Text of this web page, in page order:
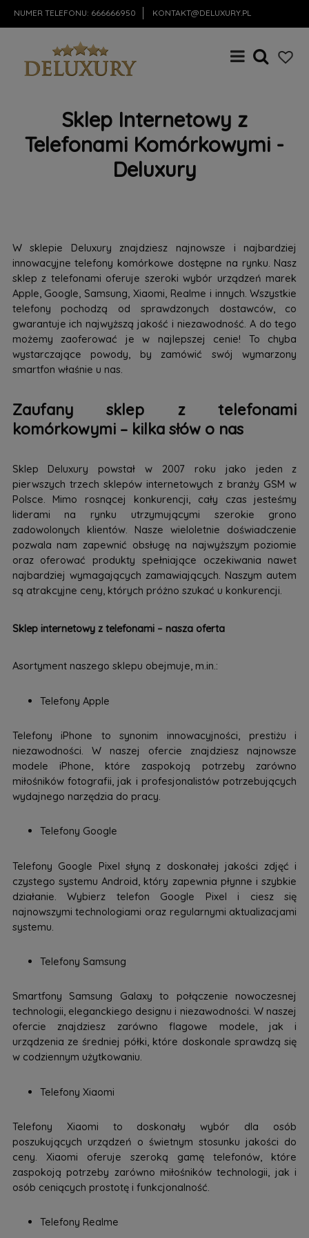
NUMER TELEFONU: 666666950 KONTAKT@DELUXURY.PL
Sklep Internetowy z
Telefonami Komórkowymi -
Deluxury
W sklepie Deluxury znajdziesz najnowsze i najbardziej
innowacyjne telefony komórkowe dostępne na rynku. Nasz
sklep z telefonami oferuje szeroki wybór urządzeń marek
Apple, Google, Samsung, Xiaomi, Realme i innych. Wszystkie
telefony pochodzą od sprawdzonych dostawców, co
gwarantuje ich najwyższą jakość i niezawodność. A do tego
możemy zaoferować je w najlepszej cenie! To chyba
wystarczające powody, by zamówić swój wymarzony
smartfon właśnie u nas.
Zaufany sklep z telefonami
komórkowymi – kilka słów o nas
Sklep Deluxury powstał w 2007 roku jako jeden z
pierwszych trzech sklepów internetowych z branży GSM w
Polsce. Mimo rosnącej konkurencji, cały czas jesteśmy
liderami na rynku utrzymującymi szerokie grono
zadowolonych klientów. Nasze wieloletnie doświadczenie
pozwala nam zapewnić obsługę na najwyższym poziomie
oraz oferować produkty spełniające oczekiwania nawet
najbardziej wymagających zamawiających. Naszym autem
są atrakcyjne ceny, których próżno szukać u konkurencji.
Sklep internetowy z telefonami – nasza oferta
Asortyment naszego sklepu obejmuje, m.in.:
Telefony Apple
Telefony iPhone to synonim innowacyjności, prestiżu i
niezawodności. W naszej ofercie znajdziesz najnowsze
modele iPhone, które zaspokoją potrzeby zarówno
miłośników fotografii, jak i profesjonalistów potrzebujących
wydajnego narzędzia do pracy.
Telefony Google
Telefony Google Pixel słyną z doskonałej jakości zdjęć i
czystego systemu Android, który zapewnia płynne i szybkie
działanie. Wybierz telefon Google Pixel i ciesz się
najnowszymi technologiami oraz regularnymi aktualizacjami
systemu.
Telefony Samsung
Smartfony Samsung Galaxy to połączenie nowoczesnej
technologii, eleganckiego designu i niezawodności. W naszej
ofercie znajdziesz zarówno flagowe modele, jak i
urządzenia ze średniej półki, które doskonale sprawdzą się
w codziennym użytkowaniu.
Telefony Xiaomi
Telefony Xiaomi to doskonały wybór dla osób
poszukujących urządzeń o świetnym stosunku jakości do
ceny. Xiaomi oferuje szeroką gamę telefonów, które
zaspokoją potrzeby zarówno miłośników technologii, jak i
osób ceniących prostotę i funkcjonalność.
Telefony Realme